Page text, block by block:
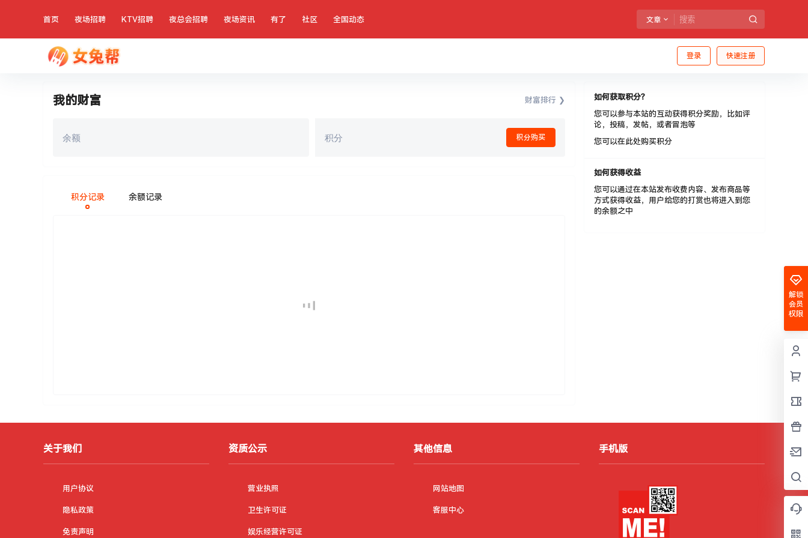
首页 夜场招聘 KTV招聘 夜总会招聘 夜场资讯 有了 社区 全国动态 文章
登录 快速注册
我的财富 财富排行 ❯
余额 积分 积分购买
积分记录 余额记录
如何获取积分？
您可以参与本站的互动获得积分奖励，比如评
论，投稿，发帖，或者冒泡等
您可以在此处购买积分
如何获得收益
您可以通过在本站发布收费内容、发布商品等
方式获得收益，用户给您的打赏也将进入到您
的余额之中
解锁
会员
权限
关于我们
用户协议
隐私政策
免责声明
资质公示
营业执照
卫生许可证
娱乐经营许可证
其他信息
网站地图
客服中心
手机版